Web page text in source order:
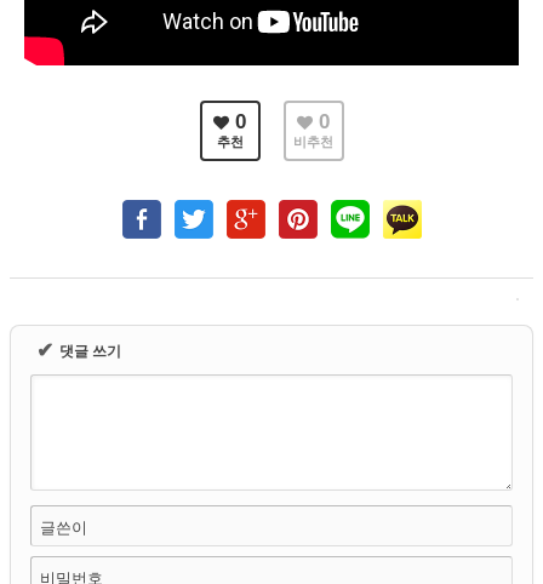
0
추천
0
비추천
✔ 댓글 쓰기
글쓴이
비밀번호